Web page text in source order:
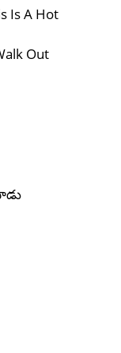
Is A Hot
Out